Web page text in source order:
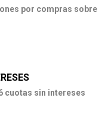
por compras sobre
cuotas sin intereses